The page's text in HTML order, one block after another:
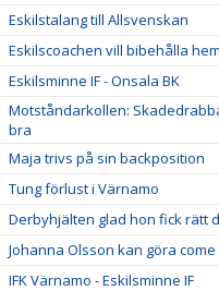
Eskilstalang till Allsvenskan
Eskilscoachen vill bibehålla
Eskilsminne IF - Onsala BK
Motståndarkollen:
bra
Maja trivs på sin backposition
Tung förlust i Värnamo
Derbyhjälten glad hon fick rätt
Johanna Olsson kan göra come
IFK Värnamo - Eskilsminne IF